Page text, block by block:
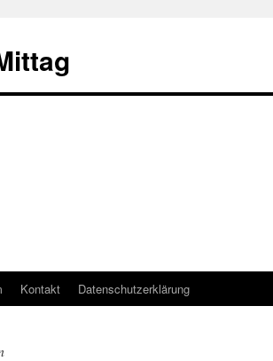
Kontakt Datenschutzerklärung